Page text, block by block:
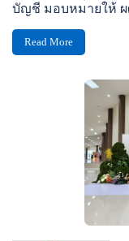
บัญชี มอบหมายให้
Read More